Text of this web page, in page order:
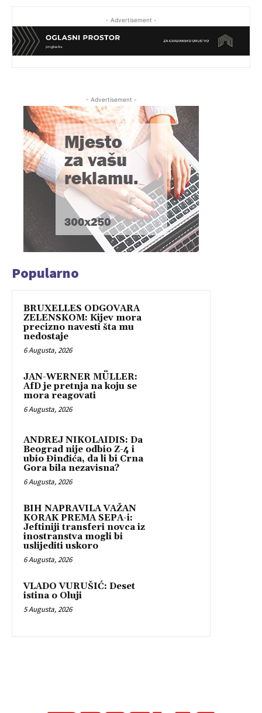
- Advertisement -
- Advertisement -
Popularno
BRUXELLES ODGOVARA
ZELENSKOM: Kijev mora
precizno navesti šta mu
nedostaje
6 Augusta, 2026
JAN-WERNER MÜLLER:
AfD je pretnja na koju se
mora reagovati
6 Augusta, 2026
ANDREJ NIKOLAIDIS: Da
Beograd nije odbio Z-4 i
ubio Đinđića, da li bi Crna
Gora bila nezavisna?
6 Augusta, 2026
BIH NAPRAVILA VAŽAN
KORAK PREMA SEPA-i:
Jeftiniji transferi novca iz
inostranstva mogli bi
uslijediti uskoro
6 Augusta, 2026
VLADO VURUŠIĆ: Deset
istina o Oluji
5 Augusta, 2026